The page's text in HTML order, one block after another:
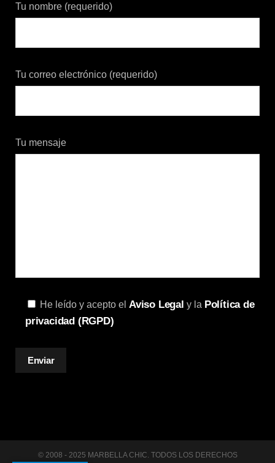
Tu nombre (requerido)
Tu correo electrónico (requerido)
Tu mensaje
He leído y acepto el Aviso Legal y la Política de
privacidad (RGPD)
© 2008 - 2025 MARBELLA CHIC. TODOS LOS DERECHOS